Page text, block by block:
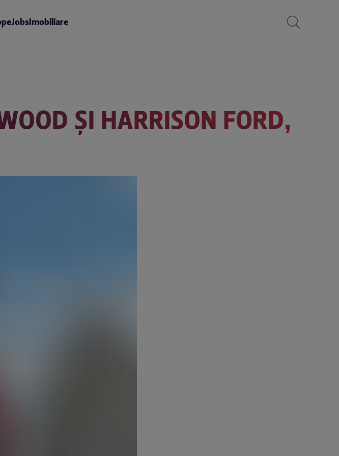
eJobsImobiliare
ŞI HARRISON FORD,